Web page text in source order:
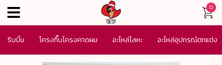
0
menu
ริบบิ้น โครงกิ๊บโครงคาดผม อะไหล่โลหะ อะไหล่อุปกรณ์ตกแต่ง